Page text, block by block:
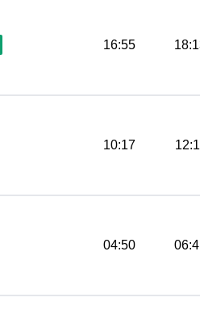
16:55
10:17
04:50